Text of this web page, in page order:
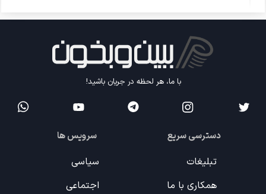
با ما، هر لحظه در جریان باشید!
دسترسی سریع
تبلیغات
همکاری با ما
سرویس ها
سیاسی
اجتماعی